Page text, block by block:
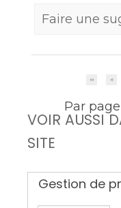
Faire une
Par page
VOIR AUSSI
SITE
Gestion de